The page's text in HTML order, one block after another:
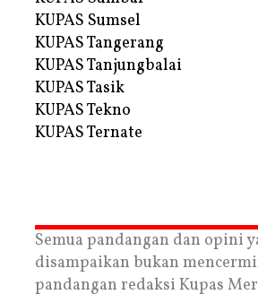
KUPAS Sumsel
KUPAS Tangerang
KUPAS Tanjungbalai
KUPAS Tasik
KUPAS Tekno
KUPAS Ternate
Semua pandangan dan opini
disampaikan bukan
pandangan redaksi Kupas